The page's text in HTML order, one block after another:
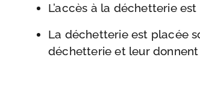
L’accès à la déchetterie
La déchetterie est placée
déchetterie et leur donnent